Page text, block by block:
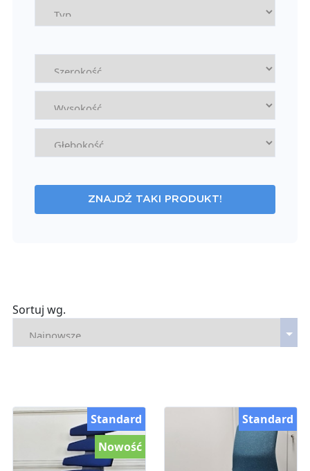
ZNAJDŹ TAKI PRODUKT!
Sortuj wg.
Nowość
Standard Standard